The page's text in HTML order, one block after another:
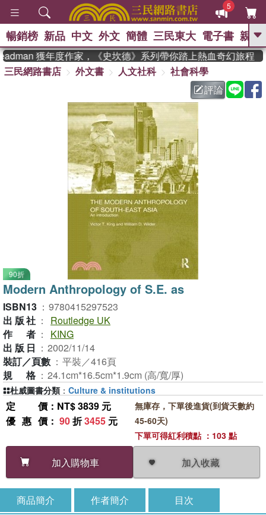
5
GO
熱搜： 東野圭吾 、 高希均教授回憶錄
父親節 、 如果歷
暑期推薦 、 國際布克
獎 臺灣漫遊錄
、 方念華
登輝時代 、 數學女孩：黎曼猜想
偉大的迷走神經
暢銷榜 新品 中文 外文 簡體 三民東大 電子書 親子
獲年度作家，《史坎德》系列帶你踏上熱血奇幻旅程
三民網路書店
外文書 人文社科
社會科學
評論
90折
Modern Anthropology of S.E. as
ISBN13 ： 9780415297523
出版社 ：
Routledge UK
作者 ：
KING
出版日 ： 2002/11/14
裝訂／頁數 ： 平裝／416頁
規格 ： 24.1cm*16.5cm*1.9cm (高/寬/厚)
定價 ：NT$ 3839 元
優惠價 ： 90折3455 元
加入購物車 加入收藏
無庫存，下單後進貨(到貨天數約
45-60天)
下單可得紅利積點 ：103 點
杜威圖書分類 ： Culture & institutions
商品簡介 作者簡介 目次